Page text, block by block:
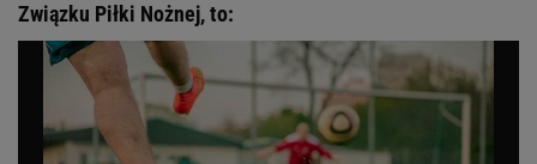
Związku Piłki Nożnej, to: